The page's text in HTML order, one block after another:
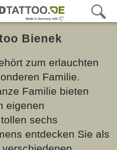
Bienek
zum erlauchten
Familie.
Familie bieten
eigenen
sechs
entdecken Sie als